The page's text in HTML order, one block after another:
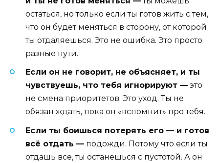
остаться, но только если ты готов жить с тем,
что он будет меняться в сторону, от которой
ты отдаляешься. Это не ошибка. Это просто
разные пути.
Если он не говорит, не объясняет, и ты
чувствуешь, что тебя игнорируют — это
не смена приоритетов. Это уход. Ты не
обязан ждать, пока он «вспомнит» про тебя.
Если ты боишься потерять его — и готов
всё отдать — подожди. Потому что если ты
отдашь всё, ты останешься с пустотой. А он